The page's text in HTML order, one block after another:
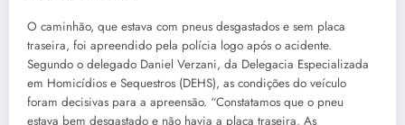
O caminhão, que estava com pneus desgastados e sem placa
traseira, foi apreendido pela polícia logo após o acidente.
Segundo o delegado Daniel Verzani, da Delegacia Especializada
em Homicídios e Sequestros (DEHS), as condições do veículo
foram decisivas para a apreensão. “Constatamos que o pneu
estava bem desgastado e não havia a placa traseira. As